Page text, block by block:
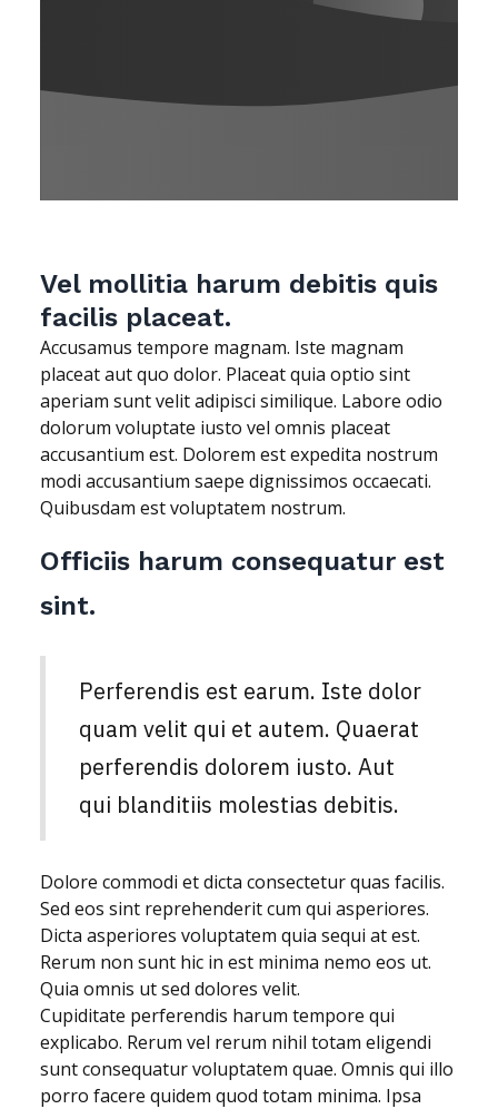
Vel mollitia harum debitis quis
facilis placeat.
Accusamus tempore magnam. Iste magnam
placeat aut quo dolor. Placeat quia optio sint
aperiam sunt velit adipisci similique. Labore odio
dolorum voluptate iusto vel omnis placeat
accusantium est. Dolorem est expedita nostrum
modi accusantium saepe dignissimos occaecati.
Quibusdam est voluptatem nostrum.
Officiis harum consequatur est
sint.
Perferendis est earum. Iste dolor
quam velit qui et autem. Quaerat
perferendis dolorem iusto. Aut
qui blanditiis molestias debitis.
Dolore commodi et dicta consectetur quas facilis.
Sed eos sint reprehenderit cum qui asperiores.
Dicta asperiores voluptatem quia sequi at est.
Rerum non sunt hic in est minima nemo eos ut.
Quia omnis ut sed dolores velit.
Cupiditate perferendis harum tempore qui
explicabo. Rerum vel rerum nihil totam eligendi
sunt consequatur voluptatem quae. Omnis qui illo
porro facere quidem quod totam minima. Ipsa